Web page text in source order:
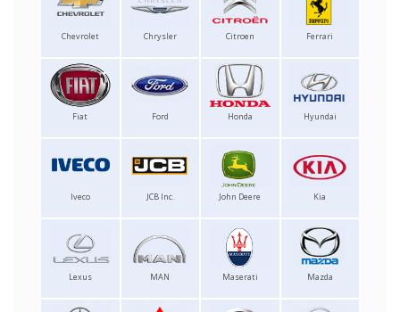
Chevrolet Chrysler Citroen Ferrari
Fiat Ford Honda Hyundai
Iveco JCB Inc. John Deere Kia
Lexus MAN Maserati Mazda